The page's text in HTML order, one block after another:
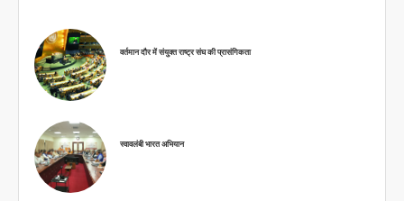
वर्तमान दौर में संयुक्त राष्ट्र संघ की प्रासंगिकता
स्वावलंबी भारत अभियान